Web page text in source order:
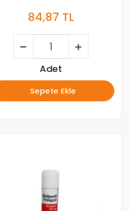
84,87 TL
Adet
Sepete Ekle